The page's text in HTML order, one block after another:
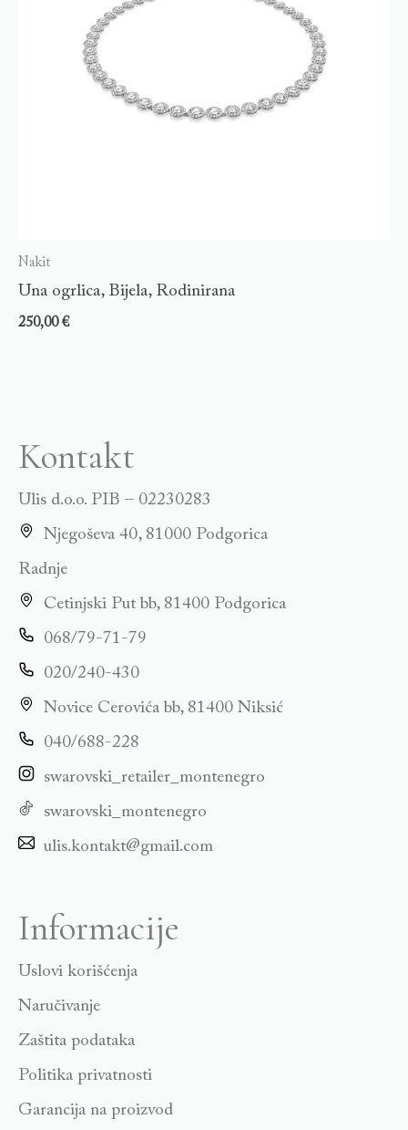
Nakit
Una ogrlica, Bijela, Rodinirana
250,00€
Kontakt
Ulis d.o.o. PIB – 02230283
Njegoševa 40, 81000 Podgorica
Radnje
Cetinjski Put bb, 81400 Podgorica
068/79-71-79
020/240-430
Novice Cerovića bb, 81400 Niksić
040/688-228
swarovski_retailer_montenegro
swarovski_montenegro
ulis.kontakt@gmail.com
Informacije
Uslovi korišćenja
Naručivanje
Zaštita podataka
Politika privatnosti
Garancija na proizvod